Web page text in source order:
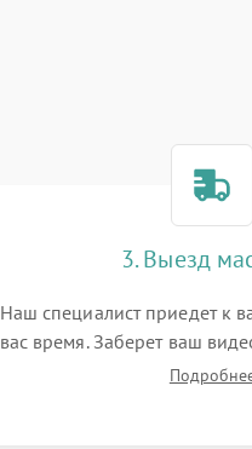
3. Выезд
Наш специалист приедет к
вас время. Заберет ваш
привезет на склад для